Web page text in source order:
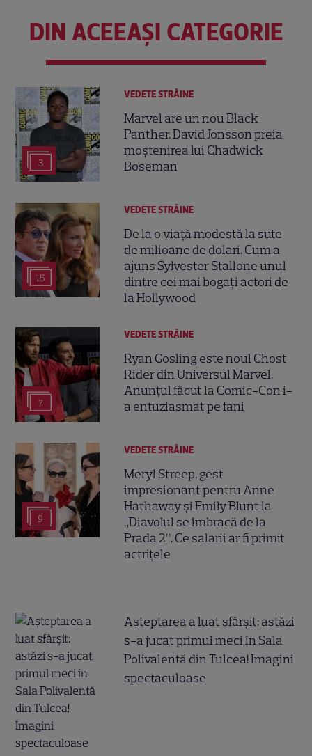
DIN ACEEAȘI CATEGORIE
3
VEDETE STRĂINE
Marvel are un nou Black
Panther. David Jonsson preia
moștenirea lui Chadwick
Boseman
15
VEDETE STRĂINE
De la o viață modestă la sute
de milioane de dolari. Cum a
ajuns Sylvester Stallone unul
dintre cei mai bogați actori de
la Hollywood
7
VEDETE STRĂINE
Ryan Gosling este noul Ghost
Rider din Universul Marvel.
Anunțul făcut la Comic-Con i-
a entuziasmat pe fani
9
VEDETE STRĂINE
Meryl Streep, gest
impresionant pentru Anne
Hathaway și Emily Blunt la
„Diavolul se îmbracă de la
Prada 2”. Ce salarii ar fi primit
actrițele
Așteptarea a luat sfârșit: astăzi
s-a jucat primul meci în Sala
Polivalentă din Tulcea! Imagini
spectaculoase